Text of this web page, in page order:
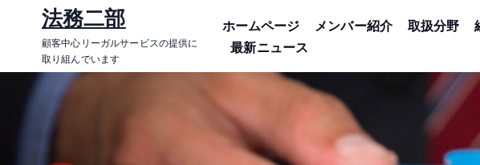
ン
法務二部
顧客中心リーガルサービスの提供に
取り組んでいます
ホームページ メンバー紹介 取扱分野
最新ニュース